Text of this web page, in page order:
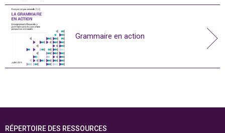
Grammaire en action
RÉPERTOIRE DES RESSOURCES